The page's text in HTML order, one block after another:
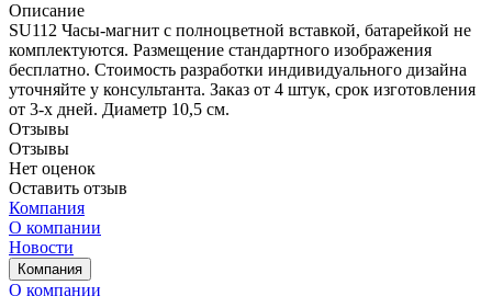
Описание
SU112 Часы-магнит с полноцветной вставкой, батарейкой не
комплектуются. Размещение стандартного изображения
бесплатно. Стоимость разработки индивидуального дизайна
уточняйте у консультанта. Заказ от 4 штук, срок изготовления
от 3-х дней. Диаметр 10,5 см.
Отзывы
Отзывы
Нет оценок
Оставить отзыв
Компания
О компании
Новости
Компания
О компании